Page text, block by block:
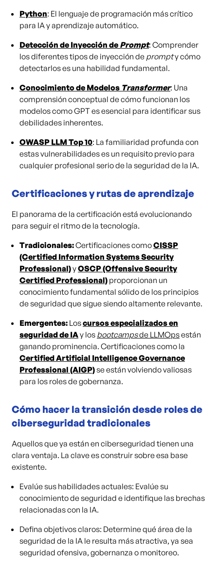
Python: El lenguaje de programación más crítico
para IA y aprendizaje automático.
Detección de Inyección de Prompt: Comprender
los diferentes tipos de inyección de prompty cómo
detectarlos es una habilidad fundamental.
Conocimiento de Modelos Transformer: Una
comprensión conceptual de cómo funcionan los
modelos como GPT es esencial para identificar sus
debilidades inherentes.
OWASP LLM Top 10: La familiaridad profunda con
estas vulnerabilidades es un requisito previo para
cualquier profesional serio de la seguridad de la IA.
Certificaciones y rutas de aprendizaje
El panorama de la certificación está evolucionando
para seguir el ritmo de la tecnología.
Tradicionales:Certificaciones comoCISSP
(Certified Information Systems Security
Professional)yOSCP (Offensive Security
Certified Professional) proporcionan un
conocimiento fundamental sólido de los principios
de seguridad que sigue siendo altamente relevante.
Emergentes: Loscursos especializados en
seguridad de IAy los bootcampsde LLMOpsestán
ganando prominencia. Certificaciones como la
Certified Artificial Intelligence Governance
Professional (AIGP)se están volviendo valiosas
para los roles de gobernanza.
Cómo hacer la transición desde roles de
ciberseguridad tradicionales
Aquellos que ya están en ciberseguridad tienen una
clara ventaja. La clave es construir sobre esa base
existente.
Evalúe sus habilidades actuales: Evalúe su
conocimiento de seguridad e identifique las brechas
relacionadas con la IA.
Defina objetivos claros: Determine qué área de la
seguridad de la IA le resulta más atractiva, ya sea
seguridad ofensiva, gobernanza o monitoreo.